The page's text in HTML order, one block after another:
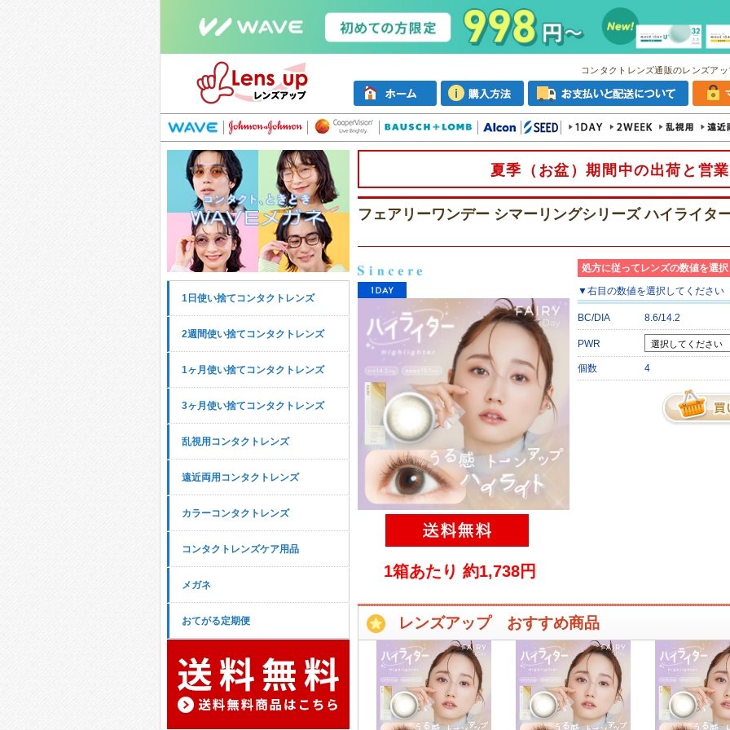
コンタクトレンズ通販のレンズア
1日使い捨てコンタクトレンズ
2週間使い捨てコンタクトレンズ
1ヶ月使い捨てコンタクトレンズ
3ヶ月使い捨てコンタクトレンズ
乱視用コンタクトレンズ
遠近両用コンタクトレンズ
カラーコンタクトレンズ
コンタクトレンズケア用品
メガネ
おてがる定期便
夏季（お盆）期間中の出荷と営
フェアリーワンデー シマーリングシリーズ ハイライタ
1箱あたり 約1,738円
処方に従ってレンズの数値を選
▼右目の数値を選択してください
BC/DIA 8.6/14.2
PWR
個数 4
レンズアップ おすすめ商品